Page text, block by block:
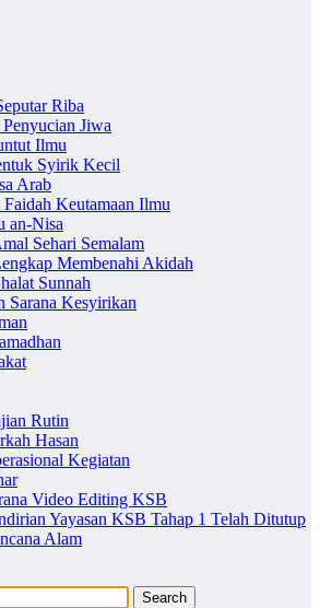
Riba
Jiwa
Ilmu
Syirik Kecil
Arab
Keutamaan Ilmu
an-Nisa
Sehari Semalam
Membenahi Akidah
Sunnah
Sarana Kesyirikan
Rutin
Hasan
Kegiatan
Video Editing KSB
Yayasan KSB Tahap 1 Telah Ditutup
Alam